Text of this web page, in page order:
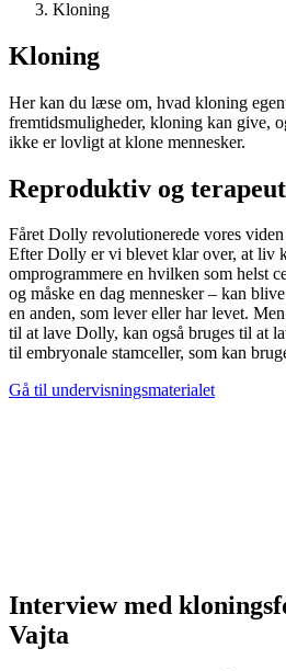
Kloning
Kloning
Her kan du læse om, hvad kloning
fremtidsmuligheder, kloning kan give,
ikke er lovligt at klone mennesker.
Reproduktiv og
Fåret Dolly revolutionerede vores
Efter Dolly er vi blevet klar over, at liv
omprogrammere en hvilken som helst
og måske en dag mennesker – kan
en anden, som lever eller har levet.
til at lave Dolly, kan også bruges til at
til embryonale stamceller, som kan
Gå til undervisningsmaterialet
Interview med
Vajta